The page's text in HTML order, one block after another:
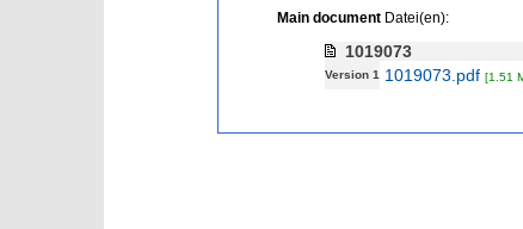
Main documentDatei(en):
1019073
Version 1 1019073.pdf [1.51